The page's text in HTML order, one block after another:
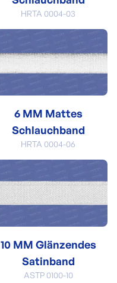
HRTA 0004-03
6 MM Mattes
Schlauchband
HRTA 0004-06
10 MM Glänzendes
Satinband
ASTP 0100-10